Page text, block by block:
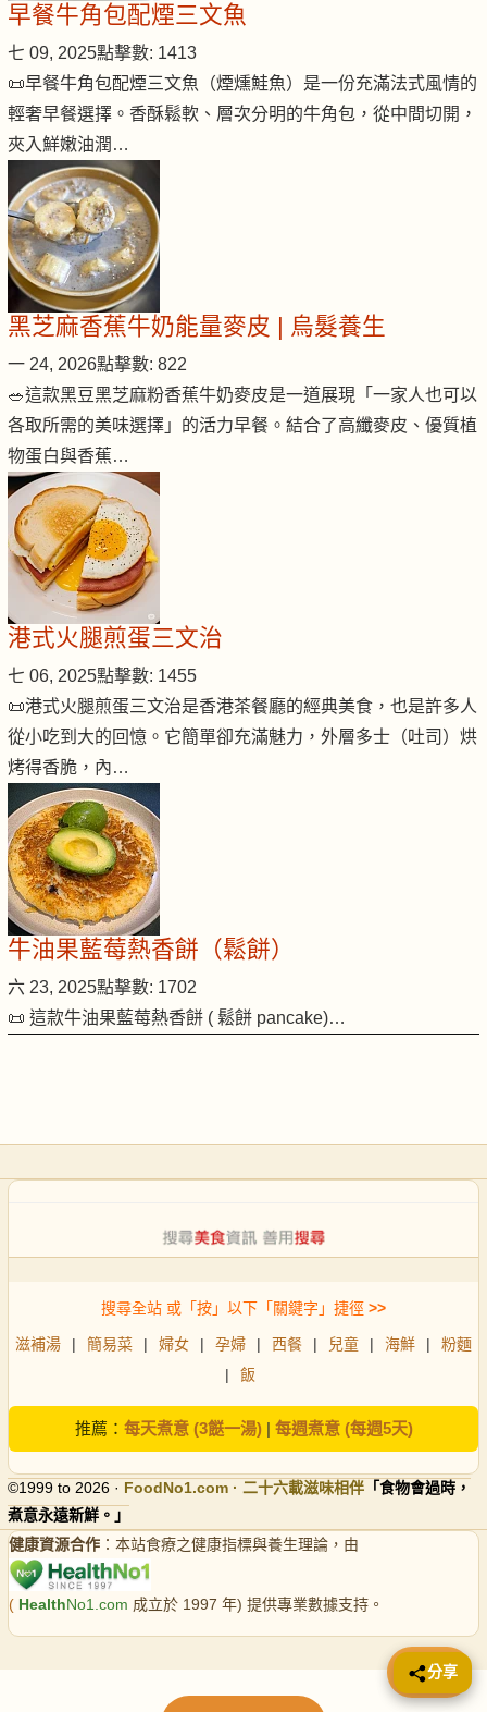
早餐牛角包配煙三文魚
七 09, 2025點擊數: 1413
📜早餐牛角包配煙三文魚（煙燻鮭魚）是一份充滿法式風情的
輕奢早餐選擇。香酥鬆軟、層次分明的牛角包，從中間切開，
夾入鮮嫩油潤…
黑芝麻香蕉牛奶能量麥皮 | 烏髮養生
一 24, 2026點擊數: 822
🥗這款黑豆黑芝麻粉香蕉牛奶麥皮是一道展現「一家人也可以
各取所需的美味選擇」的活力早餐。結合了高纖麥皮、優質植
物蛋白與香蕉…
港式火腿煎蛋三文治
七 06, 2025點擊數: 1455
📜港式火腿煎蛋三文治是香港茶餐廳的經典美食，也是許多人
從小吃到大的回憶。它簡單卻充滿魅力，外層多士（吐司）烘
烤得香脆，內…
牛油果藍莓熱香餅（鬆餅）
六 23, 2025點擊數: 1702
📜 這款牛油果藍莓熱香餅 ( 鬆餅 pancake)…
搜尋全站 或「按」以下「關鍵字」捷徑 >>
滋補湯 | 簡易菜 | 婦女 | 孕婦 | 西餐 | 兒童 | 海鮮 |
粉麵
|
飯
推薦： 每天煮意 (3餸一湯)| 每週煮意 (每週5天)
©1999 to 2026 · FoodNo1.com · 二十六載滋味相伴 「食物會過時，
煮意永遠新鮮。」
健康資源合作 ：本站食療之健康指標與養生理論，由
( HealthNo1.com 成立於 1997 年) 提供專業數據支持。
📤 分享
分享